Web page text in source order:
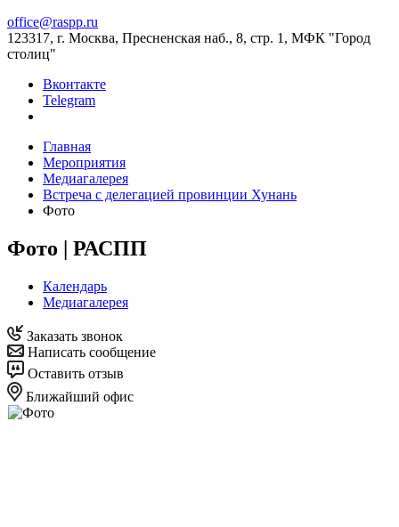
office@raspp.ru
123317, г. Москва, Пресненская наб., 8, стр. 1, МФК "Город
столиц"
Вконтакте
Telegram
Главная
Мероприятия
Медиагалерея
Встреча с делегацией провинции Хунань
Фото
Фото | РАСПП
Календарь
Медиагалерея
Заказать звонок
Написать сообщение
Оставить отзыв
Ближайший офис